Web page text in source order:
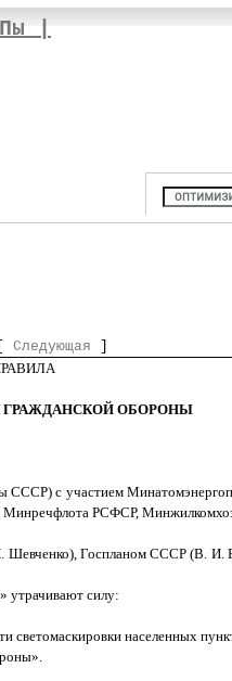
|
Следующая
ОБОРОНЫ
с участием
РСФСР,
Госпланом СССР (В. И.
утрачивают силу:
населенных